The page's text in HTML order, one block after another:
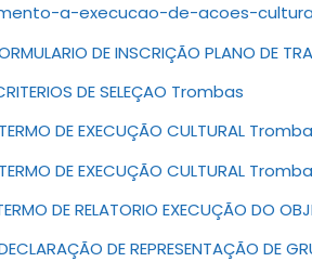
a-execucao-de-acoes-
DE INSCRIÇÃO PLANO DE
DE SELEÇAO Trombas
DE EXECUÇÃO CULTURAL
DE EXECUÇÃO CULTURAL
DE RELATORIO EXECUÇÃO DO
DE REPRESENTAÇÃO DE